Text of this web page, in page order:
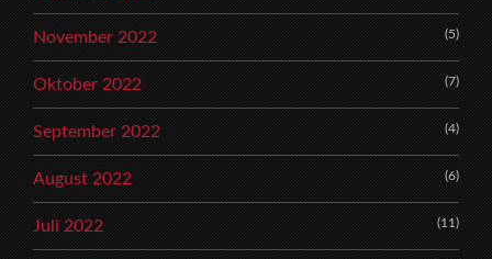
November 2022 (5)
Oktober 2022 (7)
September 2022 (4)
August 2022 (6)
Juli 2022 (11)